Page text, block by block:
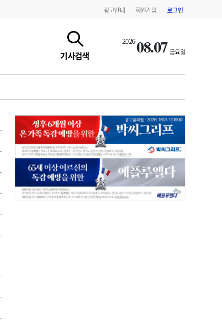
광고안내 회원가입 로그인
기사검색
202608.07 금요일
지침·기준·평가 약제급여 심사 결과